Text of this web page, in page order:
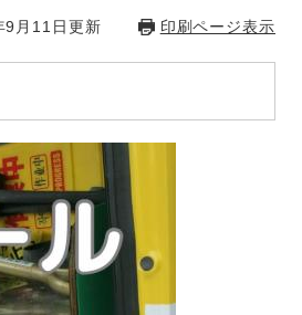
9月11日更新 印刷ページ表示